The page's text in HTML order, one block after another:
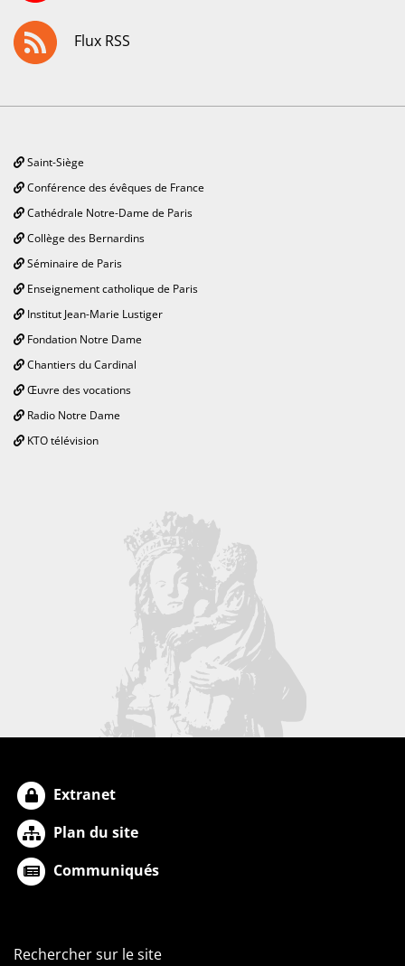
Flux RSS
Saint-Siège
Conférence des évêques de France
Cathédrale Notre-Dame de Paris
Collège des Bernardins
Séminaire de Paris
Enseignement catholique de Paris
Institut Jean-Marie Lustiger
Fondation Notre Dame
Chantiers du Cardinal
Œuvre des vocations
Radio Notre Dame
KTO télévision
Extranet
Plan du site
Communiqués
Rechercher sur le site